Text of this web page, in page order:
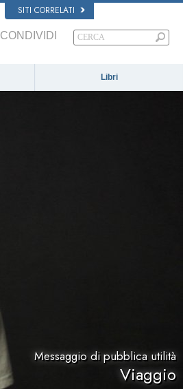
SITI CORRELATI
CONDIVIDI
Libri
Messaggio di pubblica utilità
Viaggio